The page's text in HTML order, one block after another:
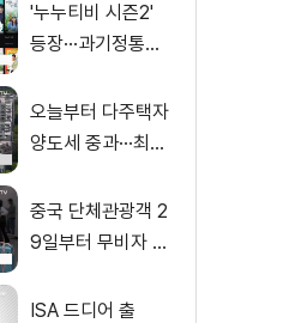
'누누티비 시즌2'
등장···과기정통부
오늘부터 다주택자
양도세 중과···최고
중국 단체관광객 2
9일부터 무비자 입
ISA 드디어 출